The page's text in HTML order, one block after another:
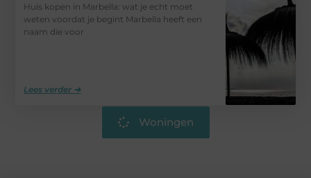
Huis kopen in Marbella: wat je echt moet
weten voordat je begint Marbella heeft een
naam die voor
Lees verder ➜
Woningen